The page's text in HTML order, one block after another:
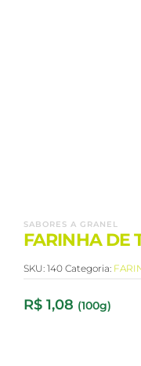
SABORES A GRANEL
FARINHA DE
SKU: 140 Categoria:
R$ 1,08 (100g)